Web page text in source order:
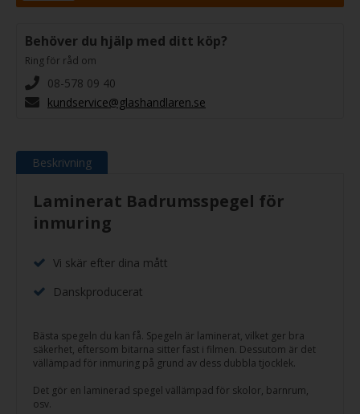
Behöver du hjälp med ditt köp?
Ring för råd om
08-578 09 40
kundservice@glashandlaren.se
Beskrivning
Laminerat Badrumsspegel för
inmuring
Vi skär efter dina mått
Danskproducerat
Bästa spegeln du kan få. Spegeln är laminerat, vilket ger bra
säkerhet, eftersom bitarna sitter fast i filmen. Dessutom är det
vällämpad för inmuring på grund av dess dubbla tjocklek.
Det gör en laminerad spegel vällämpad för skolor, barnrum,
osv.